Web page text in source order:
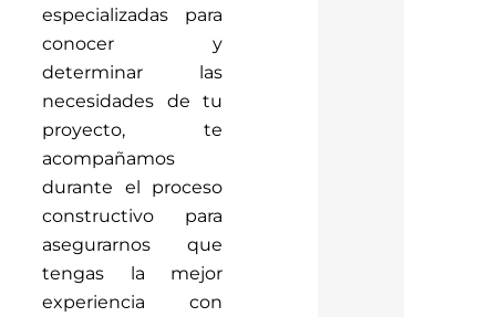
especializadas para
conocer y
determinar las
necesidades de tu
proyecto, te
acompañamos
durante el proceso
constructivo para
asegurarnos que
tengas la mejor
experiencia con